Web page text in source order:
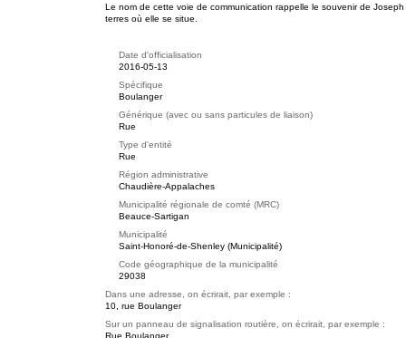
Le nom de cette voie de communication rappelle le souvenir de
terres où elle se situe.
Date d'officialisation
2016-05-13
Spécifique
Boulanger
Générique (avec ou sans particules de liaison)
Rue
Type d'entité
Rue
Région administrative
Chaudière-Appalaches
Municipalité régionale de comté (MRC)
Beauce-Sartigan
Municipalité
Saint-Honoré-de-Shenley (Municipalité)
Code géographique de la municipalité
29038
Dans une adresse, on écrirait, par exemple :
10, rue Boulanger
Sur un panneau de signalisation routière, on écrirait, par exemple :
Rue Boulanger